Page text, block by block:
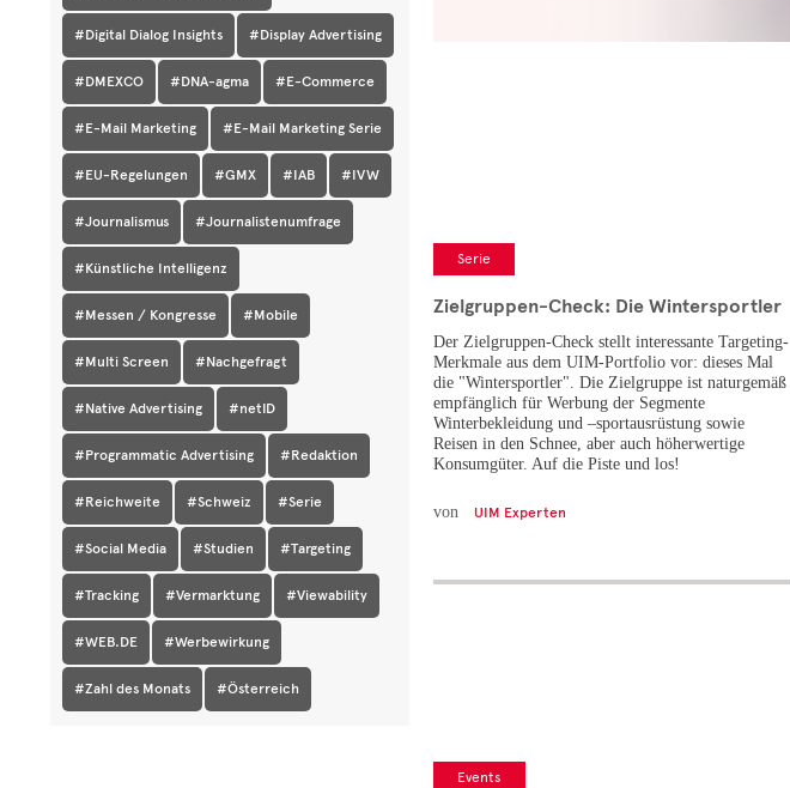
#Digital Dialog Insights #Display Advertising
#DMEXCO #DNA-agma #E-Commerce
#E-Mail Marketing #E-Mail Marketing Serie
#EU-Regelungen #GMX #IAB #IVW
#Journalismus #Journalistenumfrage
#Künstliche Intelligenz
#Messen / Kongresse #Mobile
#Multi Screen #Nachgefragt
#Native Advertising #netID
#Programmatic Advertising #Redaktion
#Reichweite #Schweiz #Serie
#Social Media #Studien #Targeting
#Tracking #Vermarktung #Viewability
#WEB.DE #Werbewirkung
#Zahl des Monats #Österreich
Serie
Zielgruppen-Check: Die Wintersportler
Der Zielgruppen-Check stellt interessante Targeting-
Merkmale aus dem UIM-Portfolio vor: dieses Mal
die "Wintersportler". Die Zielgruppe ist naturgemäß
empfänglich für Werbung der Segmente
Winterbekleidung und –sportausrüstung sowie
Reisen in den Schnee, aber auch höherwertige
Konsumgüter. Auf die Piste und los!
von UIM Experten
Events